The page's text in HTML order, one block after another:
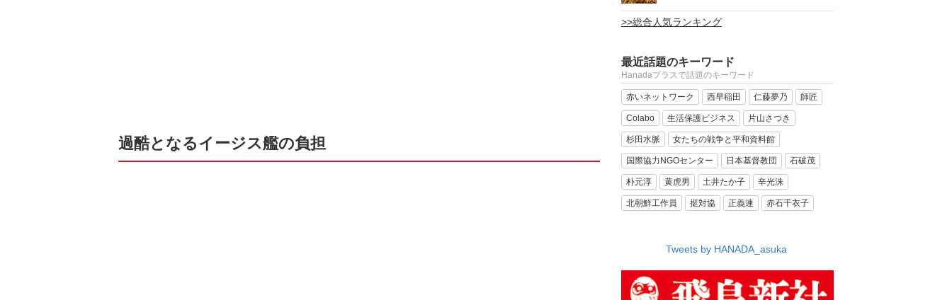
過酷となるイージス艦の負担
>>総合人気ランキング
最近話題のキーワード
Hanadaプラスで話題のキーワード
赤いネットワーク 西早稲田 仁藤夢乃 師匠
Colabo 生活保護ビジネス 片山さつき
杉田水脈 女たちの戦争と平和資料館
国際協力NGOセンター 日本基督教団 石破茂
朴元淳 黄虎男 土井たか子 辛光洙
北朝鮮工作員 挺対協 正義連 赤石千衣子
Tweets by HANADA_asuka